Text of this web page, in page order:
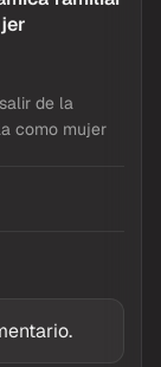
de la
como mujer